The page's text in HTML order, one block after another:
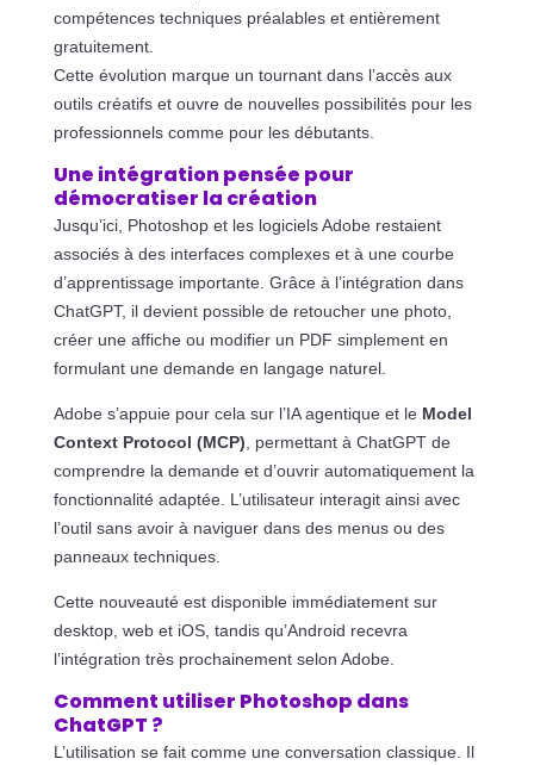
compétences techniques préalables et entièrement
gratuitement.
Cette évolution marque un tournant dans l’accès aux
outils créatifs et ouvre de nouvelles possibilités pour les
professionnels comme pour les débutants.
Une intégration pensée pour
démocratiser la création
Jusqu’ici, Photoshop et les logiciels Adobe restaient
associés à des interfaces complexes et à une courbe
d’apprentissage importante. Grâce à l’intégration dans
ChatGPT, il devient possible de retoucher une photo,
créer une affiche ou modifier un PDF simplement en
formulant une demande en langage naturel.
Adobe s’appuie pour cela sur l’IA agentique et le Model
Context Protocol (MCP) , permettant à ChatGPT de
comprendre la demande et d’ouvrir automatiquement la
fonctionnalité adaptée. L’utilisateur interagit ainsi avec
l’outil sans avoir à naviguer dans des menus ou des
panneaux techniques.
Cette nouveauté est disponible immédiatement sur
desktop, web et iOS, tandis qu’Android recevra
l’intégration très prochainement selon Adobe.
Comment utiliser Photoshop dans
ChatGPT ?
L’utilisation se fait comme une conversation classique. Il